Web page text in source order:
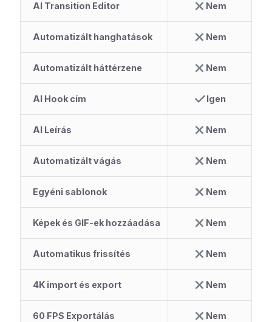
AI Transition Editor Nem
Automatizált hanghatások Nem
Automatizált háttérzene Nem
AI Hook cím Igen
AI Leírás Nem
Automatizált vágás Nem
Egyéni sablonok Nem
Képek és GIF-ek hozzáadása Nem
Automatikus frissítés Nem
4K import és export Nem
60 FPS Exportálás Nem